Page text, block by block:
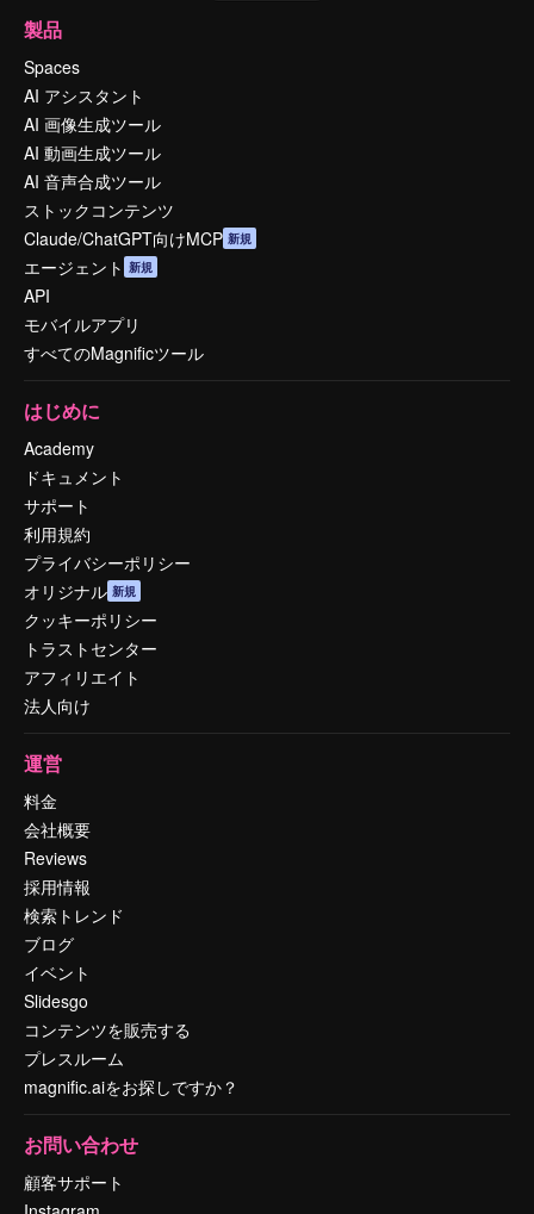
製品
Spaces
AI アシスタント
AI 画像生成ツール
AI 動画生成ツール
AI 音声合成ツール
ストックコンテンツ
Claude/ChatGPT向けMCP 新規
エージェント 新規
API
モバイルアプリ
すべてのMagnificツール
はじめに
Academy
ドキュメント
サポート
利用規約
プライバシーポリシー
オリジナル 新規
クッキーポリシー
トラストセンター
アフィリエイト
法人向け
運営
料金
会社概要
Reviews
採用情報
検索トレンド
ブログ
イベント
Slidesgo
コンテンツを販売する
プレスルーム
magnific.aiをお探しですか？
お問い合わせ
顧客サポート